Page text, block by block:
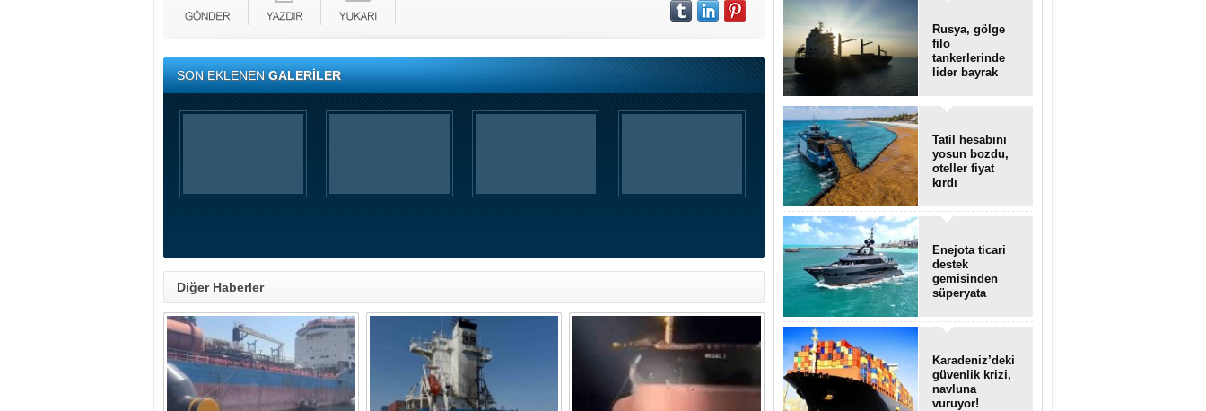
SON EKLENENGALERİLER
Diğer Haberler
Rusya, gölge
filo
tankerlerinde
lider bayrak
Tatil hesabını
yosun bozdu,
oteller fiyat
kırdı
Enejota ticari
destek
gemisinden
süperyata
Karadeniz’deki
güvenlik krizi,
navluna
vuruyor!